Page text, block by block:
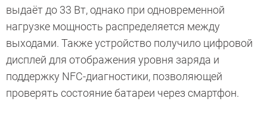
выдаёт до 33 Вт, однако при одновременной
нагрузке мощность распределяется между
выходами. Также устройство получило цифровой
дисплей для отображения уровня заряда и
поддержку NFC-диагностики, позволяющей
проверять состояние батареи через смартфон.